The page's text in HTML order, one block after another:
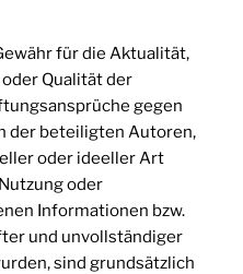
für die Aktualität,
Qualität der
gegen
der beteiligten Autoren,
oder ideeller Art
oder
Informationen bzw.
und unvollständiger
sind grundsätzlich